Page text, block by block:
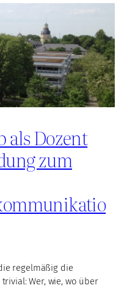
als Dozent
zum
regelmäßig die
Wer, wie, wo über